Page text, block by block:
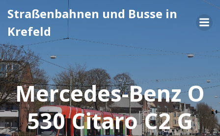
Inhalt
Straßenbahnen und Busse in
Krefeld
Mercedes-Benz O
530 Citaro C2 G